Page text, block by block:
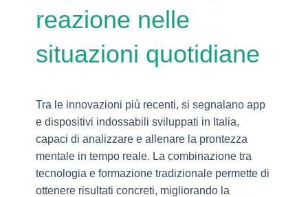
reazione nelle
situazioni quotidiane
Tra le innovazioni più recenti, si segnalano app
e dispositivi indossabili sviluppati in Italia,
capaci di analizzare e allenare la prontezza
mentale in tempo reale. La combinazione tra
tecnologia e formazione tradizionale permette di
ottenere risultati concreti, migliorando la